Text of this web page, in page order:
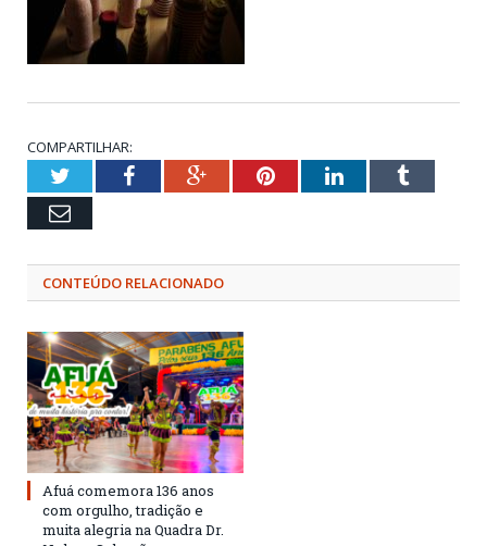
COMPARTILHAR:
TwitterFacebookGoogle+PinterestLinkedInTumblr
Email
CONTEÚDO RELACIONADO
Afuá comemora 136 anos
com orgulho, tradição e
muita alegria na Quadra Dr.